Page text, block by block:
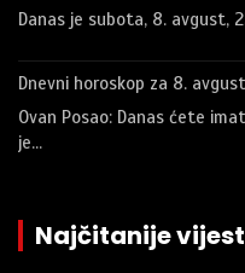
Danas je subota, 8. avgust,
Dnevni horoskop za 8. avgust
Ovan Posao: Danas ćete
je…
Najčitanije